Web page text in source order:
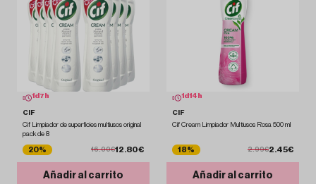
1 d 7 h
CIF
Cif Limpiador de superficies multiusos original
pack de 8
20% 16.00€12.80€
Añadir al carrito
1 d 14 h
CIF
Cif Cream Limpiador Multiusos Rosa 500 ml
18% 2.99€2.45€
Añadir al carrito